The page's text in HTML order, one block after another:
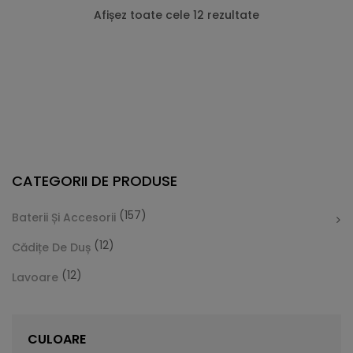
Cădiță De Duș Dalia, Alb, Cu Sifon Inclus
Vă prezentăm Cădița de duș Dalia, care este foarte
Afișez toate cele 12 rezultate
CATEGORII DE PRODUSE
Baterii Și Accesorii (157)
Cădițe De Duș (12)
Lavoare (12)
CULOARE